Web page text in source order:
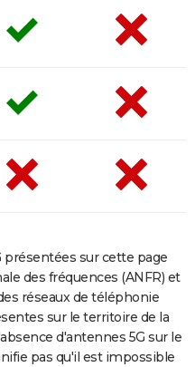
présentées sur cette page
des fréquences (ANFR) et
réseaux de téléphonie
sur le territoire de la
d'antennes 5G sur le
pas qu'il est impossible